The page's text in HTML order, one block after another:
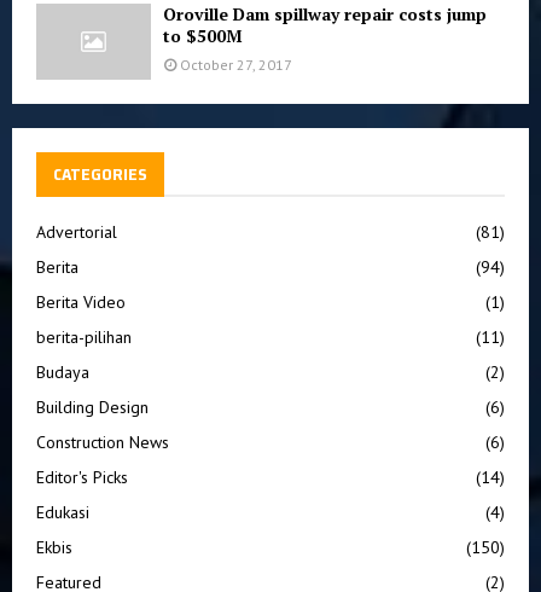
Oroville Dam spillway repair costs jump
to $500M
October 27, 2017
CATEGORIES
Advertorial
(81)
Berita
(94)
Berita Video
(1)
berita-pilihan
(11)
Budaya
(2)
Building Design
(6)
Construction News
(6)
Editor's Picks
(14)
Edukasi
(4)
Ekbis
(150)
Featured
(2)